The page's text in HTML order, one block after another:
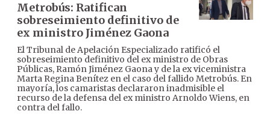
Metrobús: Ratifican
sobreseimiento definitivo de
ex ministro Jiménez Gaona
El Tribunal de Apelación Especializado ratificó el
sobreseimiento definitivo del ex ministro de Obras
Públicas, Ramón Jiménez Gaona y de la ex viceministra
Marta Regina Benítez en el caso del fallido Metrobús. En
mayoría, los camaristas declararon inadmisible el
recurso de la defensa del ex ministro Arnoldo Wiens, en
contra del fallo.